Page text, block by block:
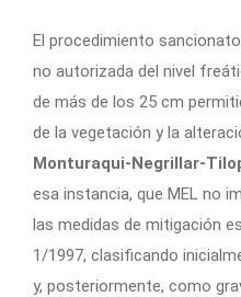
El procedimiento
no autorizada del nivel
de más de los 25 cm
de la vegetación y la
Monturaqui-Negrillar-
esa instancia, que MEL no
las medidas de mitigación
1/1997, clasificando
y, posteriormente, como